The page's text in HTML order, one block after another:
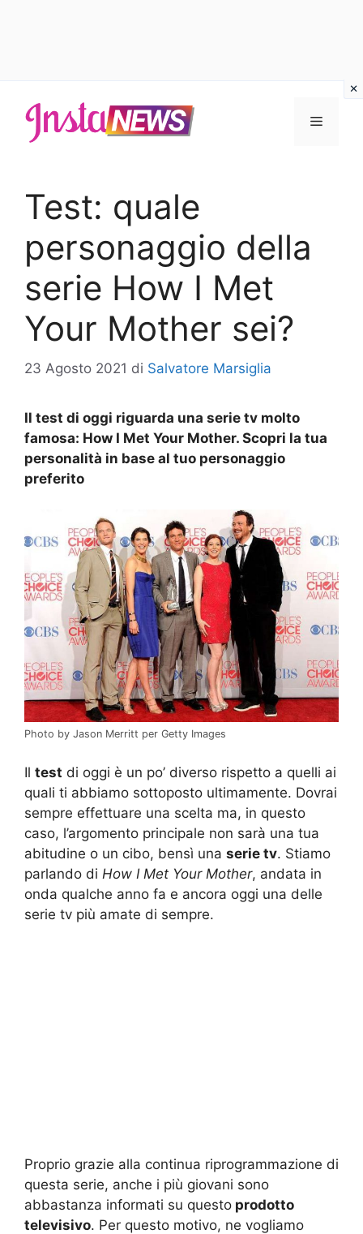
contenuto
Menu
Test: quale
personaggio della
serie How I Met
Your Mother sei?
23 Agosto 2021 di Salvatore Marsiglia
Il test di oggi riguarda una serie tv molto
famosa: How I Met Your Mother. Scopri la tua
personalità in base al tuo personaggio
preferito
Photo by Jason Merritt per Getty Images
Il test di oggi è un po’ diverso rispetto a quelli ai
quali ti abbiamo sottoposto ultimamente. Dovrai
sempre effettuare una scelta ma, in questo
caso, l’argomento principale non sarà una tua
abitudine o un cibo, bensì una serie tv. Stiamo
parlando di How I Met Your Mother, andata in
onda qualche anno fa e ancora oggi una delle
serie tv più amate di sempre.
Proprio grazie alla continua riprogrammazione di
questa serie, anche i più giovani sono
abbastanza informati su questo prodotto
televisivo. Per questo motivo, ne vogliamo